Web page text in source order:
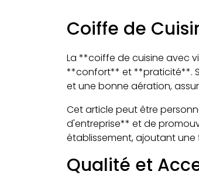
Coiffe de
La **coiffe de cuisine avec
**confort** et **praticité**.
et une bonne aération,
Cet article peut être
d'entreprise** et de
établissement, ajoutant
Qualité et